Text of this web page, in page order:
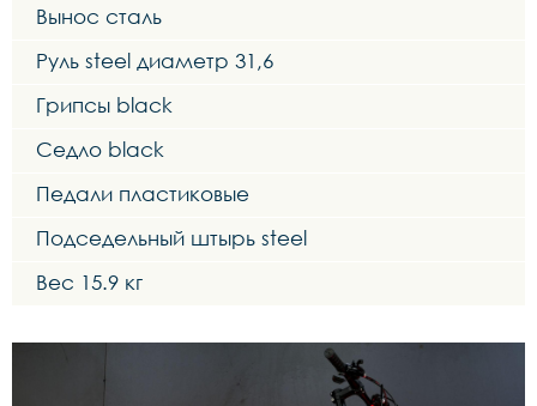
Вынос сталь
Руль steel диаметр 31,6
Грипсы black
Седло black
Педали пластиковые
Подседельный штырь steel
Вес 15.9 кг